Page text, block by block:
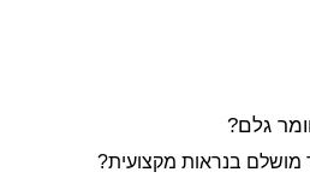
גלם?
מושלם בנראות מקצועית?